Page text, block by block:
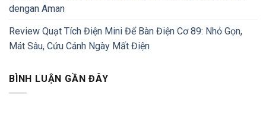
dengan Aman
Review Quạt Tích Điện Mini Để Bàn Điện Cơ 89: Nhỏ Gọn,
Mát Sâu, Cứu Cánh Ngày Mất Điện
BÌNH LUẬN GẦN ĐÂY